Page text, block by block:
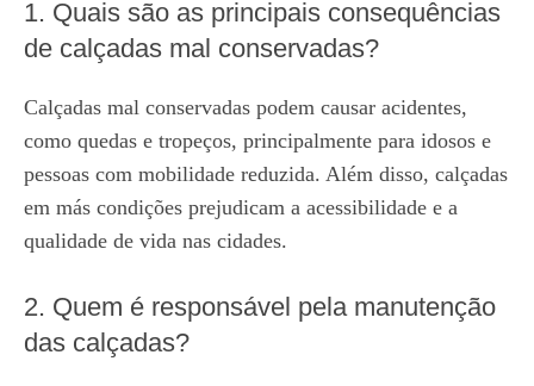
1. Quais são as principais consequências
de calçadas mal conservadas?
Calçadas mal conservadas podem causar acidentes,
como quedas e tropeços, principalmente para idosos e
pessoas com mobilidade reduzida. Além disso, calçadas
em más condições prejudicam a acessibilidade e a
qualidade de vida nas cidades.
2. Quem é responsável pela manutenção
das calçadas?